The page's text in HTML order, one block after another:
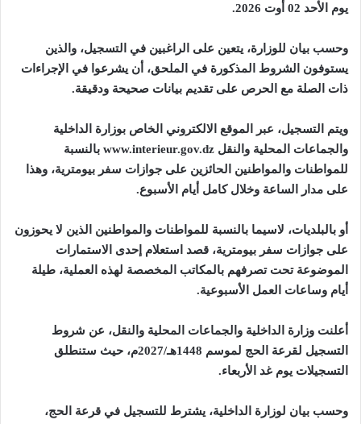
يوم الأحد 02 أوت 2026
.
وحسب بيان للوزارة، يتعين على الراغبين في التسجيل، والذين
يستوفون الشروط المذكورة في الملحق، أن يشرعوا في الإجراءات
ذات الصلة مع الحرص على تقديم بيانات صحيحة ودقيقة.
ويتم التسجيل، عبر الموقع الالكتروني الخاص بوزارة الداخلية
والجماعات المحلية والنقل
بالنسبة
للمواطنات والمواطنين الحائزين على جوازات سفر بيومترية، وهذا
على مدار الساعة وخلال كامل أيام الأسبوع.
أو بالبلديات، لاسيما بالنسبة للمواطنات والمواطنين الذين لا يحوزون
على جوازات سفر بيومترية، قصد استعلام إحدى الاستمارات
الموضوعة تحت تصرفهم بالمكاتب المخصصة لهذه العملية، طيلة
أيام وساعات العمل الأسبوعية.
أعلنت وزارة الداخلية والجماعات المحلية والنقل، عن شروط
التسجيل لقرعة الحج لموسم 1448هـ/2027م، حيث ستنطلق
التسجيلات يوم غد الأربعاء.
وحسب بيان لوزارة الداخلية، يشترط للتسجيل في قرعة الحج،